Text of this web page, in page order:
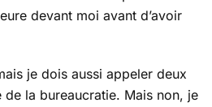
devant moi avant d’avoir
je dois aussi appeler deux
la bureaucratie. Mais non, je